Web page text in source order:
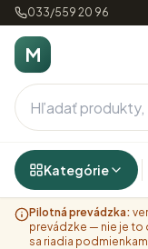
033/559 20 96
M
Kategórie
Pilotná prevádzka:
prevádzke — nie je to
sa riadia